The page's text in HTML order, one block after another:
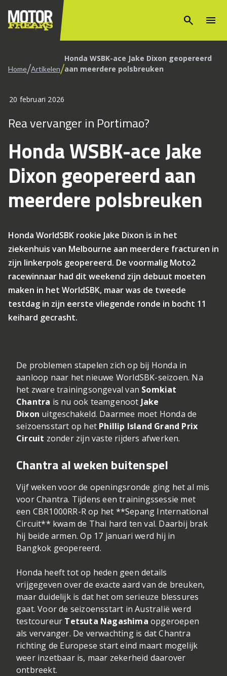
search menu
Home/Artikelen/Honda WSBK-ace Jake Dixon geopereerd
aan meerdere polsbreuken
20 februari 2026
Rea vervanger in Portimao?
Honda WSBK-ace Jake
Dixon geopereerd aan
meerdere polsbreuken
Honda WorldSBK rookie Jake Dixon is in het
ziekenhuis van Melbourne aan meerdere fracturen in
zijn linkerpols geopereerd. De voormalig Moto2
racewinnaar had dit weekend zijn debuut moeten
maken in het WorldSBK, maar was de tweede
testdag in zijn eerste vliegende ronde in bocht 11
keihard gecrasht.
De problemen stapelen zich op bij Honda in
aanloop naar het nieuwe WorldSBK-seizoen. Na
het zware trainingsongeval van Somkiat
Chantra is nu ook teamgenoot Jake
Dixon uitgeschakeld. Daarmee moet Honda de
seizoensstart op het Phillip Island Grand Prix
Circuit zonder zijn vaste rijders afwerken.
Chantra al weken buitenspel
Vijf weken voor de openingsronde ging het al mis
voor Chantra. Tijdens een trainingssessie met
een CBR1000RR-R op het **Sepang International
Circuit** kwam de Thai hard ten val. Daarbij brak
hij beide armen. Op 17 januari werd hij in
Bangkok geopereerd.
Honda heeft tot op heden geen details
vrijgegeven over de exacte aard van de breuken,
maar duidelijk is dat het om serieuze blessures
gaat. Voor de seizoensstart in Australië werd
testcoureur Tetsuta Nagashima opgeroepen
als vervanger. De verwachting is dat Chantra
richting de Europese start eind maart mogelijk
weer inzetbaar is, maar zekerheid daarover
ontbreekt.